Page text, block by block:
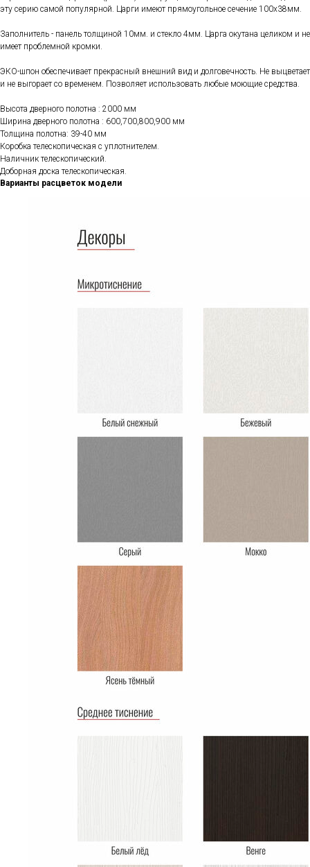
эту серию самой популярной. Царги имеют прямоугольное сечение 100х38мм.
Заполнитель - панель толщиной 10мм. и стекло 4мм. Царга окутана целиком и не
имеет проблемной кромки.
ЭКО-шпон обеспечивает прекрасный внешний вид и долговечность. Не выцветает
и не выгорает со временем. Позволяет использовать любые моющие средства.
Высота дверного полотна : 2000 мм
Ширина дверного полотна : 600,700,800,900 мм
Толщина полотна: 39-40 мм
Коробка телескопическая с уплотнителем.
Наличник телескопический.
Доборная доска телескопическая.
Варианты расцветок модели